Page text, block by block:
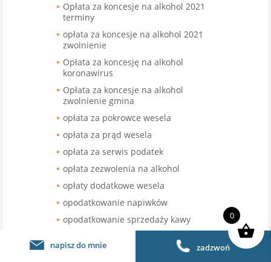
Opłata za koncesje na alkohol 2021
terminy
opłata za koncesje na alkohol 2021
zwolnienie
Opłata za koncesję na alkohol
koronawirus
Opłata za koncesje na alkohol
zwolnienie gmina
opłata za pokrowce wesela
opłata za prąd wesela
opłata za serwis podatek
opłata zezwolenia na alkohol
opłaty dodatkowe wesela
opodatkowanie napiwków
opodatkowanie sprzedaży kawy
organizacja pracy w restauracji
napisz do mnie zadzwoń
0